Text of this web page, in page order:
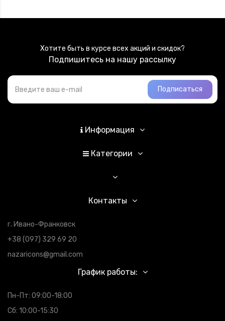
Хотите быть в курсе всех акций и скидок?
Подпишитесь на нашу рассылку
Подписаться
Информация
Категории
Контакты
г. Ивано-Франковск
+38 (097) 329 69 20
nazaricons@gmail.com
График работы:
Пн-Пт: 09:00-18:00
Сб: 10:00-15:30